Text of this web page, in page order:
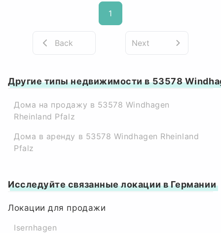
1
Back Next
Другие типы недвижимости в 53578
Дома на продажу в 53578 Windhagen
Rheinland Pfalz
Дома в аренду в 53578 Windhagen Rheinland
Pfalz
Исследуйте связанные локации в Германии
Локации для продажи
Isernhagen